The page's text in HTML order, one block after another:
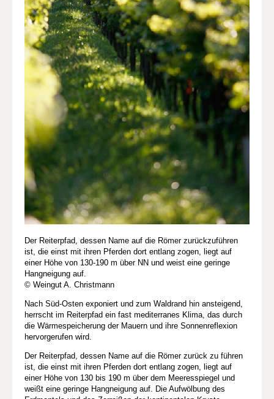
Der Reiterpfad, dessen Name auf die Römer zurückzuführen
ist, die einst mit ihren Pferden dort entlang zogen, liegt auf
einer Höhe von 130-190 m über NN und weist eine geringe
Hangneigung auf.
© Weingut A. Christmann
Nach Süd-Osten exponiert und zum Waldrand hin ansteigend,
herrscht im Reiterpfad ein fast mediterranes Klima, das durch
die Wärmespeicherung der Mauern und ihre Sonnenreflexion
hervorgerufen wird.
Der Reiterpfad, dessen Name auf die Römer zurück zu führen
ist, die einst mit ihren Pferden dort entlang zogen, liegt auf
einer Höhe von 130 bis 190 m über dem Meeresspiegel und
weißt eine geringe Hangneigung auf. Die Aufwölbung des